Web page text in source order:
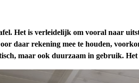
Het is verleidelijk om vooral naar
daar rekening mee te houden,
maar ook duurzaam in gebruik.